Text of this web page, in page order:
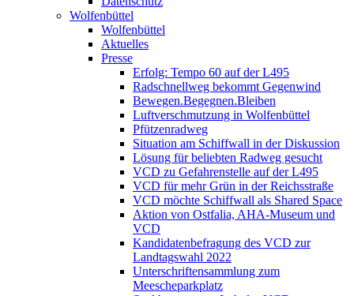
Wolfenbüttel
Wolfenbüttel
Aktuelles
Presse
Erfolg: Tempo 60 auf der L495
Radschnellweg bekommt Gegenwind
Bewegen.Begegnen.Bleiben
Luftverschmutzung in Wolfenbüttel
Pfützenradweg
Situation am Schiffwall in der Diskussion
Lösung für beliebten Radweg gesucht
VCD zu Gefahrenstelle auf der L495
VCD für mehr Grün in der Reichsstraße
VCD möchte Schiffwall als Shared Space
Aktion von Ostfalia, AHA-Museum und
VCD
Kandidatenbefragung des VCD zur
Landtagswahl 2022
Unterschriftensammlung zum
Meescheparkplatz